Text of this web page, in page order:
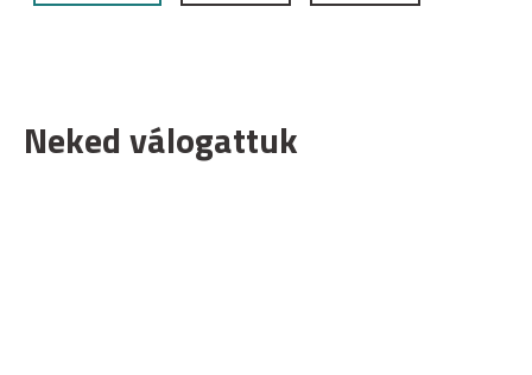
Neked válogattuk